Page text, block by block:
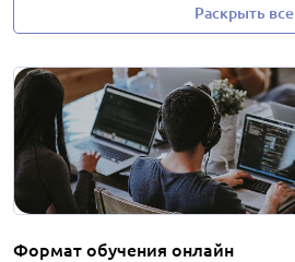
Раскрыть все
Формат обучения онлайн